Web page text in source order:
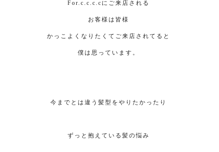
For.c.c.c.cにご来店される
お客様は皆様
かっこよくなりたくてご来店されてると
僕は思っています。
今までとは違う髪型をやりたかったり
ずっと抱えている髪の悩み